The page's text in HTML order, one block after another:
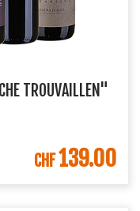
TROUVAILLEN"
WARENKORB
CHF139.00